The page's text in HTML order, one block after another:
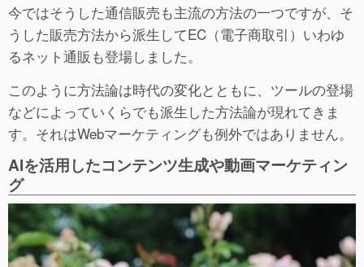
今ではそうした通信販売も主流の方法の一つですが、そ
うした販売方法から派生してEC（電子商取引）いわゆ
るネット通販も登場しました。
このように方法論は時代の変化とともに、ツールの登場
などによっていくらでも派生した方法論が現れてきま
す。それはWebマーケティングも例外ではありません。
AIを活用したコンテンツ生成や動画マーケティン
グ